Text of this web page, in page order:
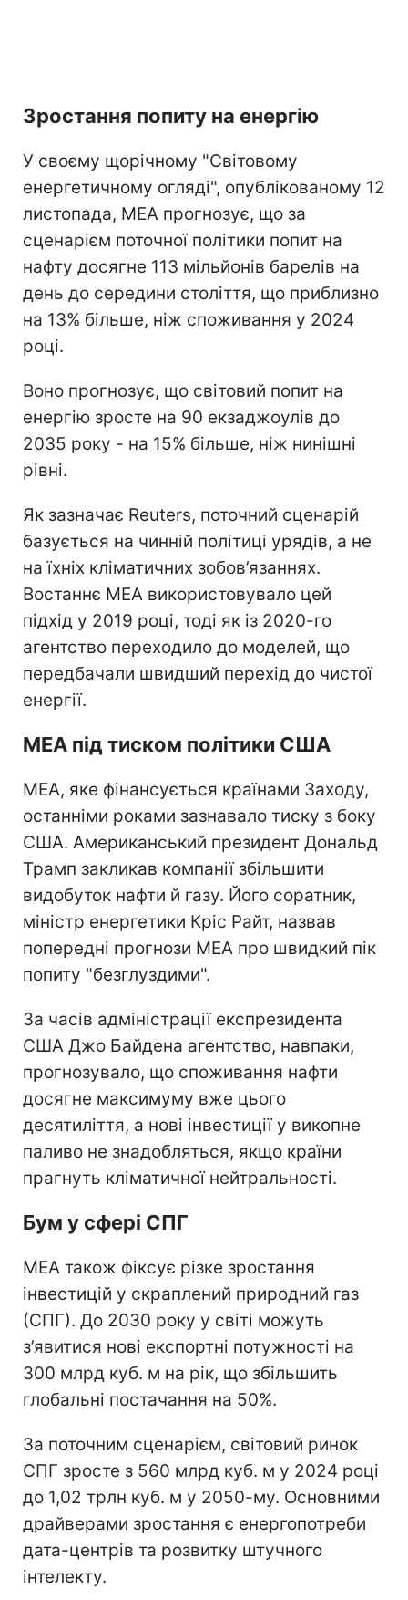
Зростання попиту на енергію
У своєму щорічному "Світовому
енергетичному огляді", опублікованому 12
листопада, МЕА прогнозує, що за
сценарієм поточної політики попит на
нафту досягне 113 мільйонів барелів на
день до середини століття, що приблизно
на 13% більше, ніж споживання у 2024
році.
Воно прогнозує, що світовий попит на
енергію зросте на 90 екзаджоулів до
2035 року - на 15% більше, ніж нинішні
рівні.
Як зазначає Reuters, поточний сценарій
базується на чинній політиці урядів, а не
на їхніх кліматичних зобов’язаннях.
Востаннє МЕА використовувало цей
підхід у 2019 році, тоді як із 2020-го
агентство переходило до моделей, що
передбачали швидший перехід до чистої
енергії.
МЕА під тиском політики США
МЕА, яке фінансується країнами Заходу,
останніми роками зазнавало тиску з боку
США. Американський президент Дональд
Трамп закликав компанії збільшити
видобуток нафти й газу. Його соратник,
міністр енергетики Кріс Райт, назвав
попередні прогнози МЕА про швидкий пік
попиту "безглуздими".
За часів адміністрації експрезидента
США Джо Байдена агентство, навпаки,
прогнозувало, що споживання нафти
досягне максимуму вже цього
десятиліття, а нові інвестиції у викопне
паливо не знадобляться, якщо країни
прагнуть кліматичної нейтральності.
Бум у сфері СПГ
МЕА також фіксує різке зростання
інвестицій у скраплений природний газ
(СПГ). До 2030 року у світі можуть
з’явитися нові експортні потужності на
300 млрд куб. м на рік, що збільшить
глобальні постачання на 50%.
За поточним сценарієм, світовий ринок
СПГ зросте з 560 млрд куб. м у 2024 році
до 1,02 трлн куб. м у 2050-му. Основними
драйверами зростання є енергопотреби
дата-центрів та розвитку штучного
інтелекту.